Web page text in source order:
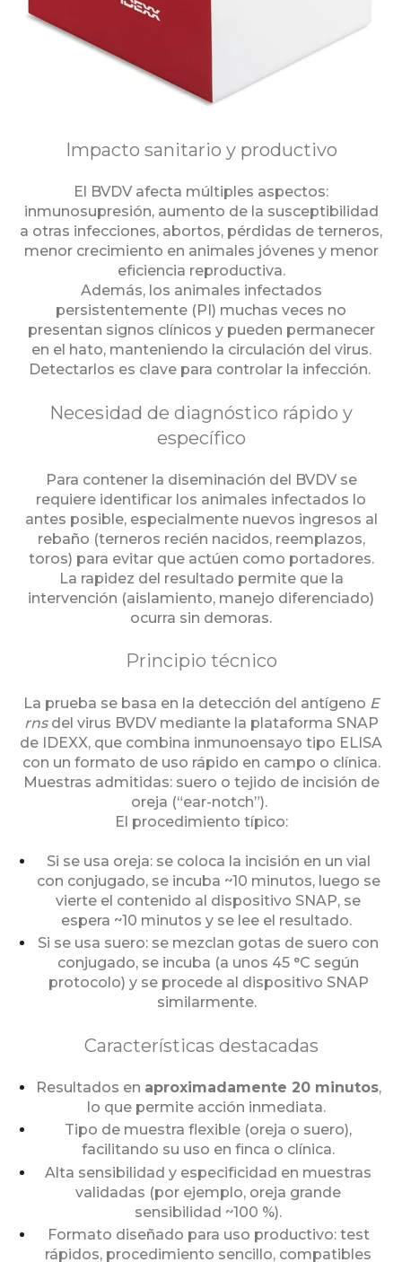
Impacto sanitario y productivo
El BVDV afecta múltiples aspectos:
inmunosupresión, aumento de la susceptibilidad
a otras infecciones, abortos, pérdidas de terneros,
menor crecimiento en animales jóvenes y menor
eficiencia reproductiva.
Además, los animales infectados
persistentemente (PI) muchas veces no
presentan signos clínicos y pueden permanecer
en el hato, manteniendo la circulación del virus.
Detectarlos es clave para controlar la infección.
Necesidad de diagnóstico rápido y
específico
Para contener la diseminación del BVDV se
requiere identificar los animales infectados lo
antes posible, especialmente nuevos ingresos al
rebaño (terneros recién nacidos, reemplazos,
toros) para evitar que actúen como portadores.
La rapidez del resultado permite que la
intervención (aislamiento, manejo diferenciado)
ocurra sin demoras.
Principio técnico
La prueba se basa en la detección del antígeno E
rnsdel virus BVDV mediante la plataforma SNAP
de IDEXX, que combina inmunoensayo tipo ELISA
con un formato de uso rápido en campo o clínica.
Muestras admitidas: suero o tejido de incisión de
oreja (“ear-notch”).
El procedimiento típico:
Si se usa oreja: se coloca la incisión en un vial
con conjugado, se incuba ~10 minutos, luego se
vierte el contenido al dispositivo SNAP, se
espera ~10 minutos y se lee el resultado.
Si se usa suero: se mezclan gotas de suero con
conjugado, se incuba (a unos 45 °C según
protocolo) y se procede al dispositivo SNAP
similarmente.
Características destacadas
Resultados en aproximadamente 20 minutos,
lo que permite acción inmediata.
Tipo de muestra flexible (oreja o suero),
facilitando su uso en finca o clínica.
Alta sensibilidad y especificidad en muestras
validadas (por ejemplo, oreja grande
sensibilidad ~100 %).
Formato diseñado para uso productivo: test
rápidos, procedimiento sencillo, compatibles